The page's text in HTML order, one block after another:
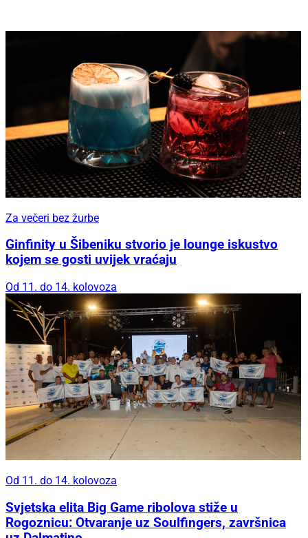
Za večeri bez žurbe
Ginfinity u Šibeniku stvorio je lounge iskustvo
kojem se gosti uvijek vraćaju
Od 11. do 14. kolovoza
Od 11. do 14. kolovoza
Svjetska elita Big Game ribolova stiže u
Rogoznicu: Otvaranje uz Soulfingers, završnica